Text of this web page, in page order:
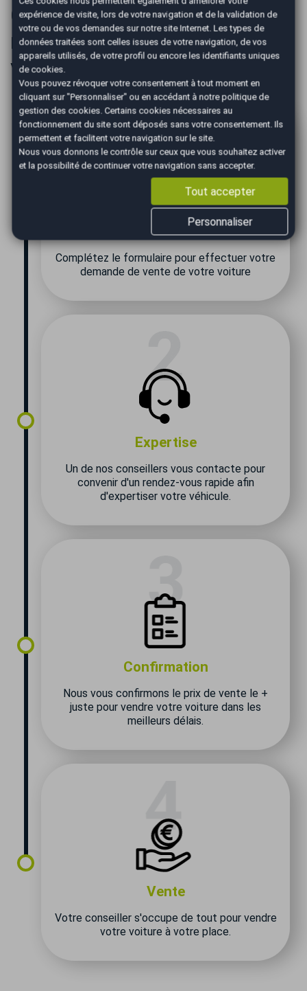
Comment se déroule le
rendez-vous pour vendre
votre voiture avec AutoEasy ?
Estimation
Complétez le formulaire pour effectuer votre
demande de vente de votre voiture
Expertise
Un de nos conseillers vous contacte pour
convenir d'un rendez-vous rapide afin
d'expertiser votre véhicule.
Confirmation
Nous vous confirmons le prix de vente le +
juste pour vendre votre voiture dans les
meilleurs délais.
Vente
Votre conseiller s'occupe de tout pour vendre
votre voiture à votre place.
expérience de visite, lors de votre navigation et de la validation de
votre ou de vos demandes sur notre site Internet. Les types de
données traitées sont celles issues de votre navigation, de vos
appareils utilisés, de votre profil ou encore les identifiants uniques
de cookies.
Vous pouvez révoquer votre consentement à tout moment en
cliquant sur "Personnaliser" ou en accédant à notre politique de
gestion des cookies. Certains cookies nécessaires au
fonctionnement du site sont déposés sans votre consentement. Ils
permettent et facilitent votre navigation sur le site.
Nous vous donnons le contrôle sur ceux que vous souhaitez activer
et la possibilité de continuer votre navigation sans accepter.
Tout accepter
Personnaliser